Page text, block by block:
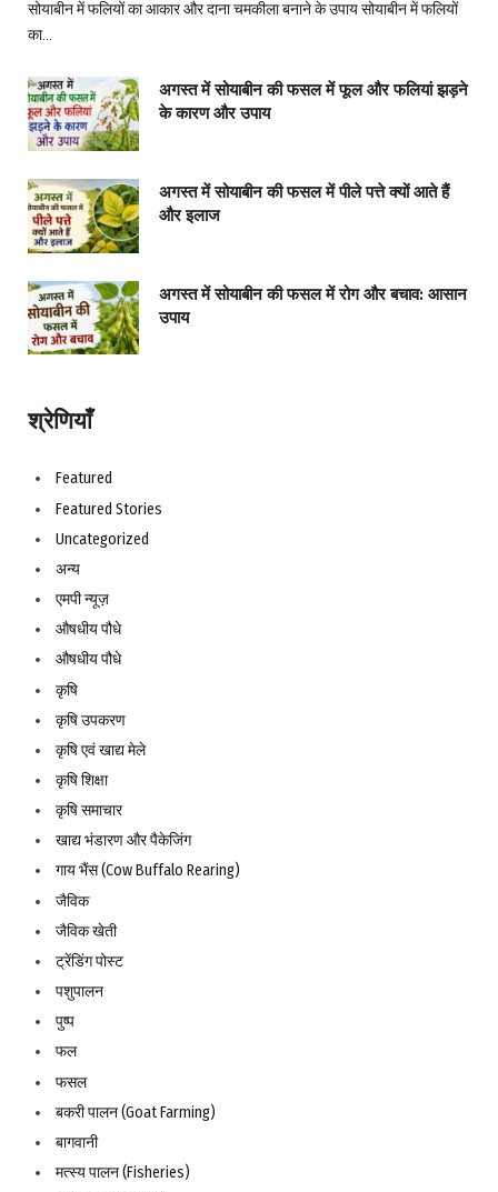
सोयाबीन में फलियों का आकार और दाना चमकीला बनाने के उपाय सोयाबीन में फलियों
का…
अगस्त में सोयाबीन की फसल में फूल और फलियां झड़ने
के कारण और उपाय
अगस्त में सोयाबीन की फसल में पीले पत्ते क्यों आते हैं
और इलाज
अगस्त में सोयाबीन की फसल में रोग और बचाव: आसान
उपाय
श्रेणियाँ
Featured
Featured Stories
Uncategorized
अन्य
एमपी न्यूज़
औषधीय पौधे
औषधीय पौधे
कृषि
कृषि उपकरण
कृषि एवं खाद्य मेले
कृषि शिक्षा
कृषि समाचार
खाद्य भंडारण और पैकेजिंग
गाय भैंस (Cow Buffalo Rearing)
जैविक
जैविक खेती
ट्रेंडिंग पोस्ट
पशुपालन
पुष्प
फल
फसल
बकरी पालन (Goat Farming)
बागवानी
मत्स्य पालन (Fisheries)